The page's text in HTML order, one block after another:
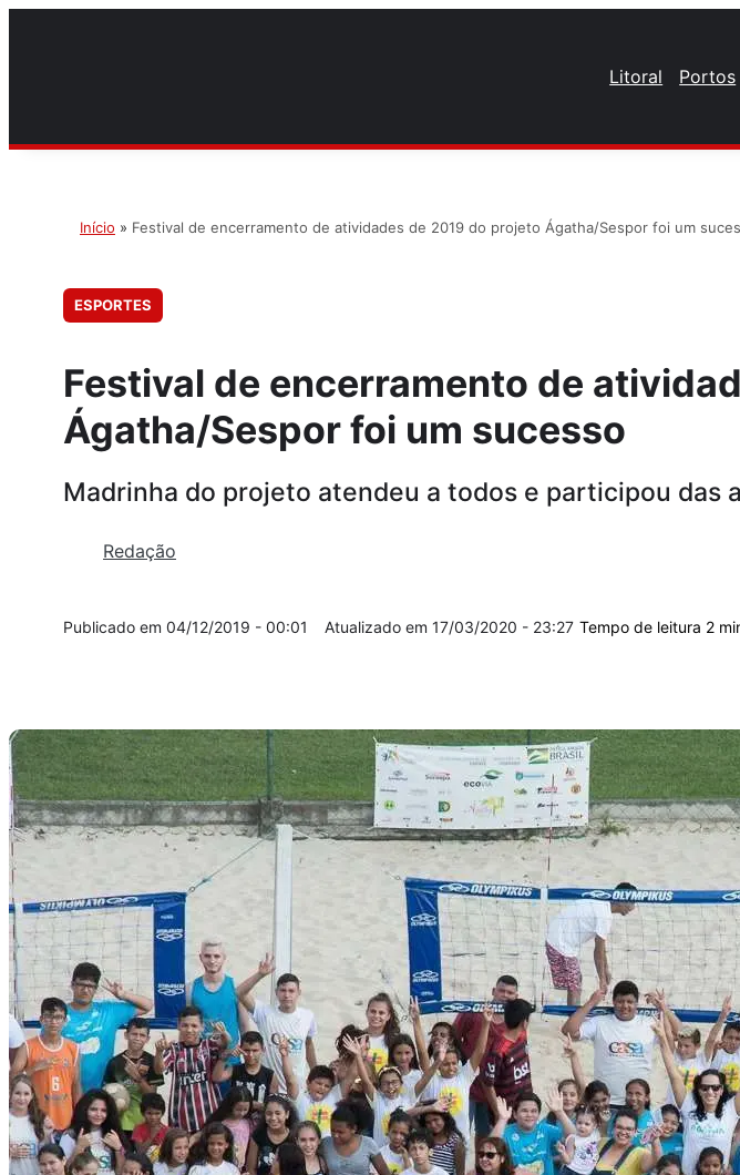
Litoral Portos
Início » Festival de encerramento de atividades de 2019 do projeto Ágatha/Sespor foi um
ESPORTES
Festival de encerramento de
Ágatha/Sespor foi um sucesso
Madrinha do projeto atendeu a todos e participou das
Redação
04/12/2019 - 00:01 17/03/2020 - 23:27